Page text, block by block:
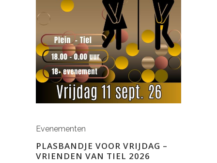
Evenementen
PLASBANDJE VOOR VRIJDAG –
VRIENDEN VAN TIEL 2026